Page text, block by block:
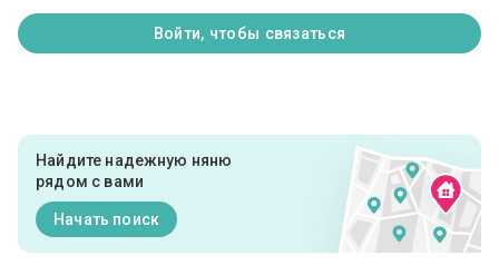
Войти, чтобы связаться
Найдите надежную няню
рядом с вами
Начать поиск